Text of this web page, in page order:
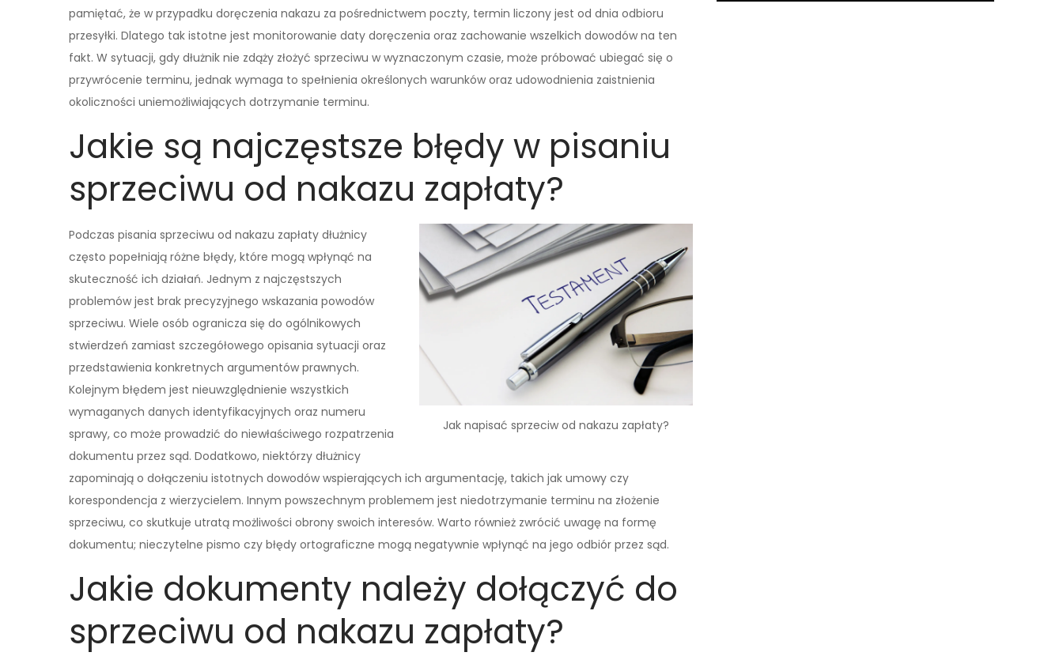
pamiętać, że w przypadku doręczenia nakazu za pośrednictwem poczty, termin liczony jest od dnia odbioru
przesyłki. Dlatego tak istotne jest monitorowanie daty doręczenia oraz zachowanie wszelkich dowodów na ten
fakt. W sytuacji, gdy dłużnik nie zdąży złożyć sprzeciwu w wyznaczonym czasie, może próbować ubiegać się o
przywrócenie terminu, jednak wymaga to spełnienia określonych warunków oraz udowodnienia zaistnienia
okoliczności uniemożliwiających dotrzymanie terminu.
Jakie są najczęstsze błędy w pisaniu
sprzeciwu od nakazu zapłaty?
Jak napisać sprzeciw od nakazu zapłaty?
Podczas pisania sprzeciwu od nakazu zapłaty dłużnicy
często popełniają różne błędy, które mogą wpłynąć na
skuteczność ich działań. Jednym z najczęstszych
problemów jest brak precyzyjnego wskazania powodów
sprzeciwu. Wiele osób ogranicza się do ogólnikowych
stwierdzeń zamiast szczegółowego opisania sytuacji oraz
przedstawienia konkretnych argumentów prawnych.
Kolejnym błędem jest nieuwzględnienie wszystkich
wymaganych danych identyfikacyjnych oraz numeru
sprawy, co może prowadzić do niewłaściwego rozpatrzenia
dokumentu przez sąd. Dodatkowo, niektórzy dłużnicy
zapominają o dołączeniu istotnych dowodów wspierających ich argumentację, takich jak umowy czy
korespondencja z wierzycielem. Innym powszechnym problemem jest niedotrzymanie terminu na złożenie
sprzeciwu, co skutkuje utratą możliwości obrony swoich interesów. Warto również zwrócić uwagę na formę
dokumentu; nieczytelne pismo czy błędy ortograficzne mogą negatywnie wpłynąć na jego odbiór przez sąd.
Jakie dokumenty należy dołączyć do
sprzeciwu od nakazu zapłaty?